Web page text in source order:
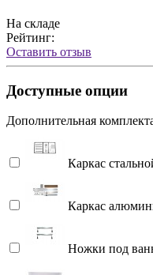
На складе
Рейтинг:
Оставить отзыв
Доступные опции
Дополнительная
Каркас
Каркас
Ножки под